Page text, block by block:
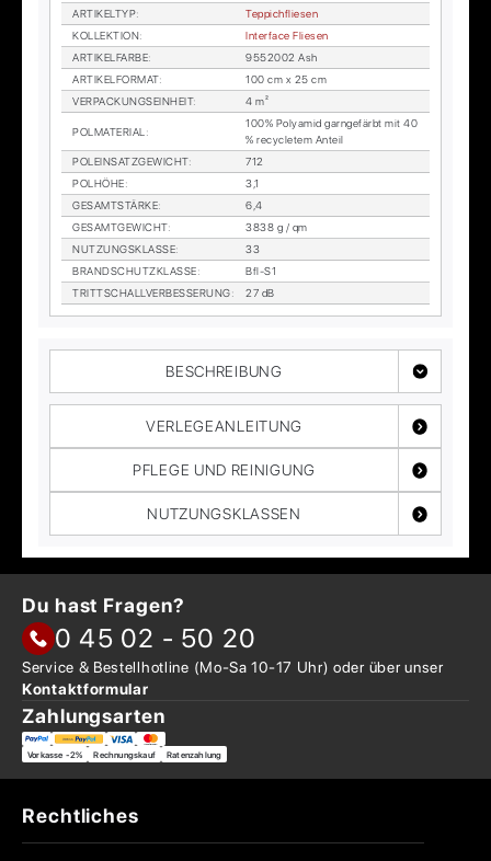
AR­TI­KEL­TYP:
Tep­pich­flie­sen
KOL­LEK­TI­ON:
In­ter­face Flie­sen
AR­TI­KEL­FAR­BE:
9552002 Ash
AR­TI­KEL­FOR­MAT:
100 cm x 25 cm
VER­PA­CKUNGS­EIN­HEIT: 4 m²
POL­MA­TE­RI­AL :
100% Po­ly­amid garn­ge­färbt mit 40
% re­cy­cle­tem An­teil
POL­EIN­SATZ­GE­WICHT:
712
POL­HÖ­HE:
3,1
GE­SAMT­STÄR­KE:
6,4
GE­SAMT­GE­WICHT:
3838 g / qm
NUT­ZUNGS­KLAS­SE:
33
BRAND­SCHUTZ­KLAS­SE:
Bfl-S1
TRITT­SCHALL­VER­BES­SE­RUNG: 27 dB
BESCHREIBUNG
VERLEGEANLEITUNG
PFLEGE UND REINIGUNG
NUTZUNGSKLASSEN
Du hast Fragen?
0 45 02 - 50 20
Service & Bestellhotline (Mo-Sa 10-17 Uhr) oder überunser
Kontaktformular
Zahlungsarten
Vorkasse -2% Rechnungskauf Ratenzahlung
Rechtliches